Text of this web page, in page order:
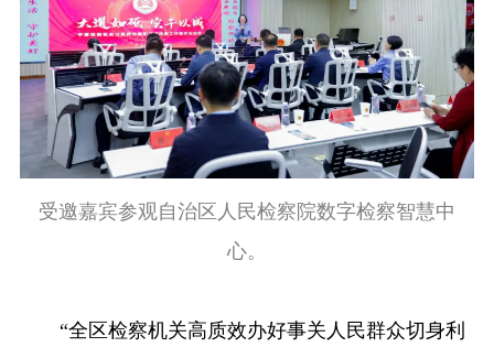
受邀嘉宾参观自治区人民检察院数字检察智慧中
心。
“全区检察机关高质效办好事关人民群众切身利